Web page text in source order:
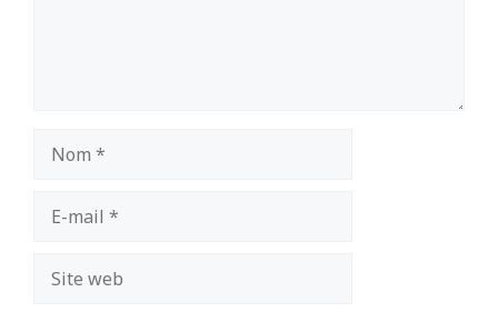
mail
web